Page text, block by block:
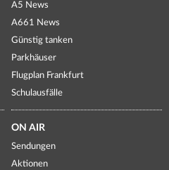
A5 News
A661 News
Günstig tanken
Parkhäuser
Flugplan Frankfurt
Schulausfälle
ON AIR
Sendungen
Aktionen